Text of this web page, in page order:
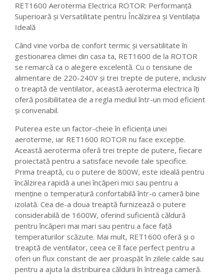
RET1600 Aeroterma Electrica ROTOR: Performanță
Superioară și Versatilitate pentru Încălzirea și Ventilația
Ideală
Când vine vorba de confort termic și versatilitate în
gestionarea climei din casa ta, RET1600 de la ROTOR
se remarcă ca o alegere excelentă. Cu o tensiune de
alimentare de 220-240V și trei trepte de putere, inclusiv
o treaptă de ventilator, această aeroterma electrica îți
oferă posibilitatea de a regla mediul într-un mod eficient
și convenabil.
Puterea este un factor-cheie în eficiența unei
aeroterme, iar RET1600 ROTOR nu face excepție.
Această aeroterma oferă trei trepte de putere, fiecare
proiectată pentru a satisface nevoile tale specifice.
Prima treaptă, cu o putere de 800W, este ideală pentru
încălzirea rapidă a unei încăperi mici sau pentru a
menține o temperatură confortabilă într-o cameră bine
izolată. Cea de-a doua treaptă furnizează o putere
considerabilă de 1600W, oferind suficientă căldură
pentru încăperi mai mari sau pentru a face față
temperaturilor scăzute. Mai mult, RET1600 oferă și o
treaptă de ventilator, ceea ce îl face perfect pentru a
oferi un flux constant de aer proaspăt în zilele calde sau
pentru a ajuta la distribuirea căldurii în întreaga cameră.